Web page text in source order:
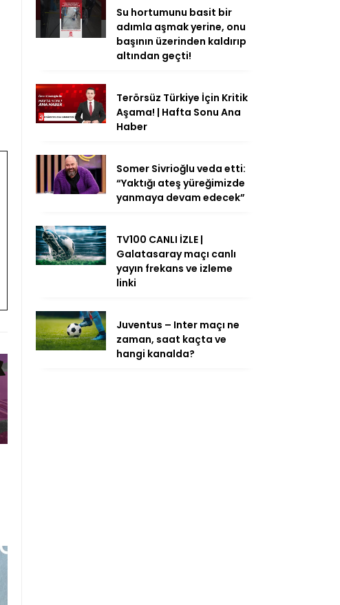
Su hortumunu basit bir
adımla aşmak yerine, onu
başının üzerinden kaldırıp
altından geçti!
Terörsüz Türkiye İçin Kritik
Aşama! | Hafta Sonu Ana
Haber
Somer Sivrioğlu veda etti:
“Yaktığı ateş yüreğimizde
yanmaya devam edecek”
TV100 CANLI İZLE |
Galatasaray maçı canlı
yayın frekans ve izleme
linki
Juventus – Inter maçı ne
zaman, saat kaçta ve
hangi kanalda?